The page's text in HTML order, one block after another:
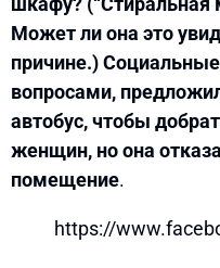
Может ли она это
причине.)
вопросами,
автобус, чтобы
женщин, но она
помещение.
https://